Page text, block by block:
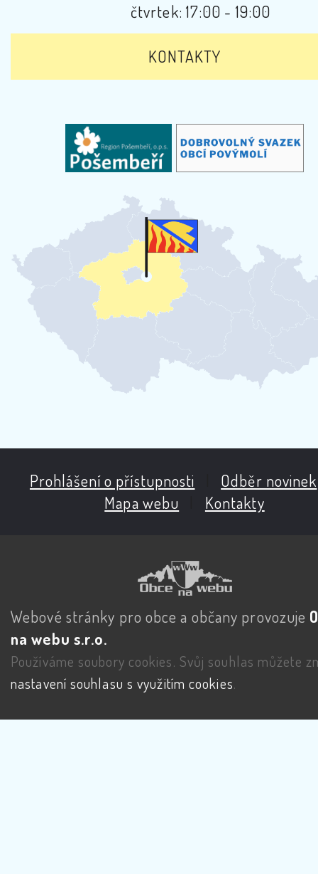
čtvrtek: 17:00 - 19:00
KONTAKTY
Prohlášení o přístupnosti Odběr novinek
Mapa webu
Kontakty
Webové stránky pro obce a občany provozuje
na webu s.r.o.
Používáme soubory cookies. Svůj souhlas můžete
nastavení souhlasu s využitím cookies.